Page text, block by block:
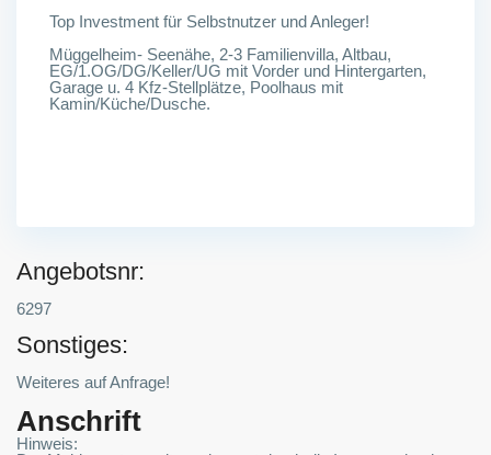
Top Investment für Selbstnutzer und Anleger!
Müggelheim- Seenähe, 2-3 Familienvilla, Altbau,
EG/1.OG/DG/Keller/UG mit Vorder und Hintergarten,
Garage u. 4 Kfz-Stellplätze, Poolhaus mit
Kamin/Küche/Dusche.
Angebotsnr:
6297
Sonstiges:
Weiteres auf Anfrage!
Anschrift
Hinweis: